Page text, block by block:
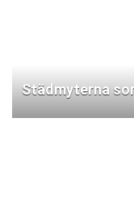
Städmyterna